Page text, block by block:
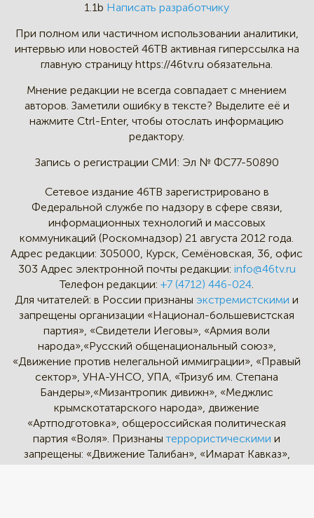
1.1b Написать разработчику
При полном или частичном использовании аналитики,
интервью или новостей 46TB активная гиперссылка на
главную страницу https://46tv.ru обязательна.
Мнение редакции не всегда совпадает с мнением
авторов. Заметили ошибку в тексте? Выделите её и
нажмите Ctrl-Enter, чтобы отослать информацию
редактору.
Запись о регистрации СМИ: Эл № ФС77-50890
Сетевое издание 46ТВ зарегистрировано в
Федеральной службе по надзору в сфере связи,
информационных технологий и массовых
коммуникаций (Роскомнадзор) 21 августа 2012 года.
Адрес редакции: 305000, Курск, Семёновская, 36, офис
303 Адрес электронной почты редакции: info@46tv.ru
Телефон редакции: +7 (4712) 446-024.
Для читателей: в России признаныэкстремистскими и
запрещены организации «Национал-большевистская
партия», «Свидетели Иеговы», «Армия воли
народа»,«Русский общенациональный союз»,
«Движение против нелегальной иммиграции», «Правый
сектор», УНА-УНСО, УПА, «Тризуб им. Степана
Бандеры»,«Мизантропик дивижн», «Меджлис
крымскотатарского народа», движение
«Артподготовка», общероссийская политическая
партия «Воля». Признанытеррористическими и
запрещены: «Движение Талибан», «Имарат Кавказ»,